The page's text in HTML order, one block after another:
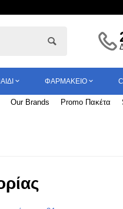
ΦΑΡΜΑΚΕΊΟ
Our Brands Promo Πακέτα